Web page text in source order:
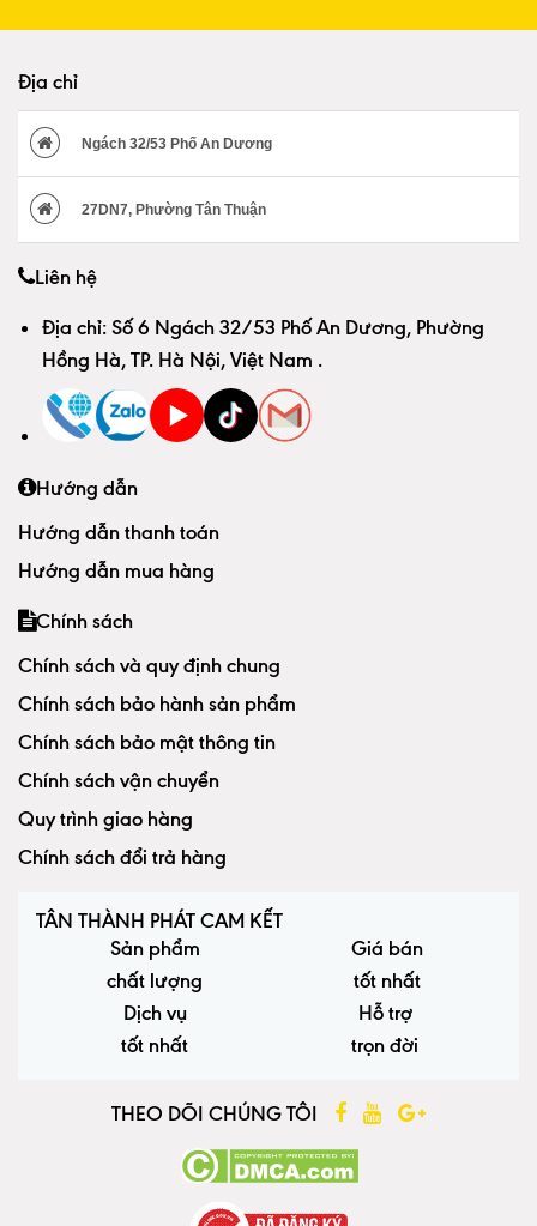
Địa chỉ
Ngách 32/53 Phố An Dương
27DN7, Phường Tân Thuận
Liên hệ
Địa chỉ: Số 6 Ngách 32/53 Phố An Dương, Phường
Hồng Hà, TP. Hà Nội, Việt Nam .
Hướng dẫn
Hướng dẫn thanh toán
Hướng dẫn mua hàng
Chính sách
Chính sách và quy định chung
Chính sách bảo hành sản phẩm
Chính sách bảo mật thông tin
Chính sách vận chuyển
Quy trình giao hàng
Chính sách đổi trả hàng
TÂN THÀNH PHÁT CAM KẾT
Sản phẩm
chất lượng
Giá bán
tốt nhất
Dịch vụ
tốt nhất
Hỗ trợ
trọn đời
THEO DÕI CHÚNG TÔI